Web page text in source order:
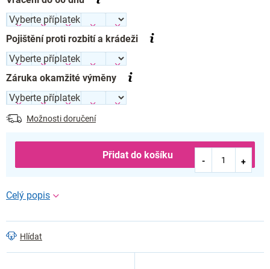
Pojištění proti rozbití a krádeži
Záruka okamžité výměny
Možnosti doručení
Přidat do košíku
Hlídat